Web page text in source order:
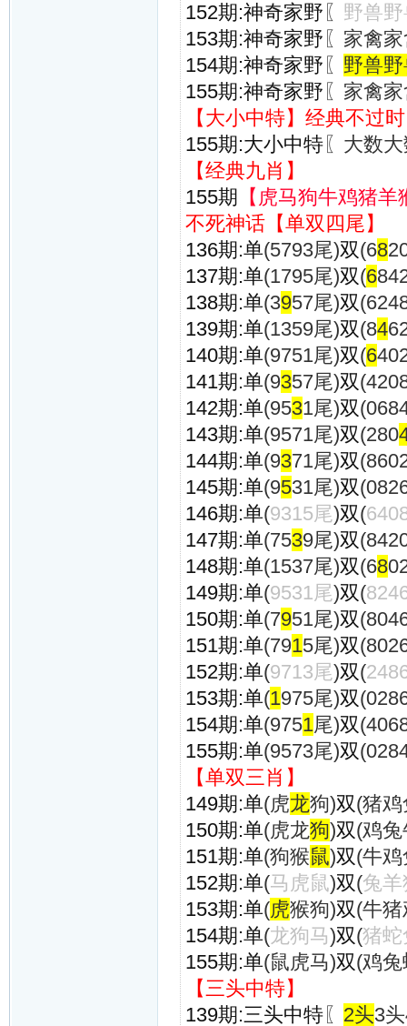
152期:神奇家野 〖 野兽
153期:神奇家野 〖家禽
154期:神奇家野 〖 野兽
155期:神奇家野 〖家禽
【大小中特】经典不过时
155期:大小中特 〖大数
【经典九肖】
155期 【虎马狗牛鸡猪羊
不死神话【单双四尾】
136期:单(5793尾)双(68
137期:单(1795尾)双(6
138期:单(3957尾)双
139期:单(1359尾)双(84
140期:单(9751尾)双(6
141期:单(9357尾)双
142期:单(9531尾)双
143期:单(9571尾)双(280
144期:单(9371尾)双
145期:单(9531尾)双
146期:单(9315尾)双(
147期:单(7539尾)双
148期:单(1537尾)双(68
149期:单(9531尾)双(
150期:单(7951尾)双
151期:单(7915尾)双
152期:单(9713尾)双(
153期:单(1975尾)双
154期:单(9751尾)双
155期:单(9573尾)双
【单双三肖】
149期:单(虎龙狗)双(猪鸡
150期:单(虎龙狗)双(鸡兔
151期:单(狗猴鼠)双(牛鸡
152期:单(马虎鼠)双(兔羊
153期:单(虎猴狗)双(牛猪
154期:单(龙狗马)双(猪蛇
155期:单(鼠虎马)双(鸡兔
【三头中特】
139期:三头中特 〖 2头3